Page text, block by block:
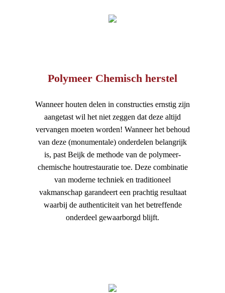
Polymeer Chemisch herstel
Wanneer houten delen in constructies ernstig zijn
aangetast wil het niet zeggen dat deze altijd
vervangen moeten worden! Wanneer het behoud
van deze (monumentale) onderdelen belangrijk
is, past Beijk de methode van de polymeer-
chemische houtrestauratie toe. Deze combinatie
van moderne techniek en traditioneel
vakmanschap garandeert een prachtig resultaat
waarbij de authenticiteit van het betreffende
onderdeel gewaarborgd blijft.